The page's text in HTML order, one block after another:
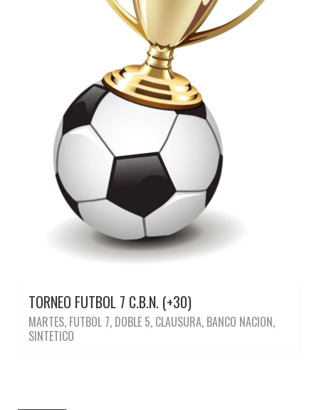
TORNEO FUTBOL 7 C.B.N. (+30)
MARTES, FUTBOL 7, DOBLE 5, CLAUSURA, BANCO NACION,
SINTETICO